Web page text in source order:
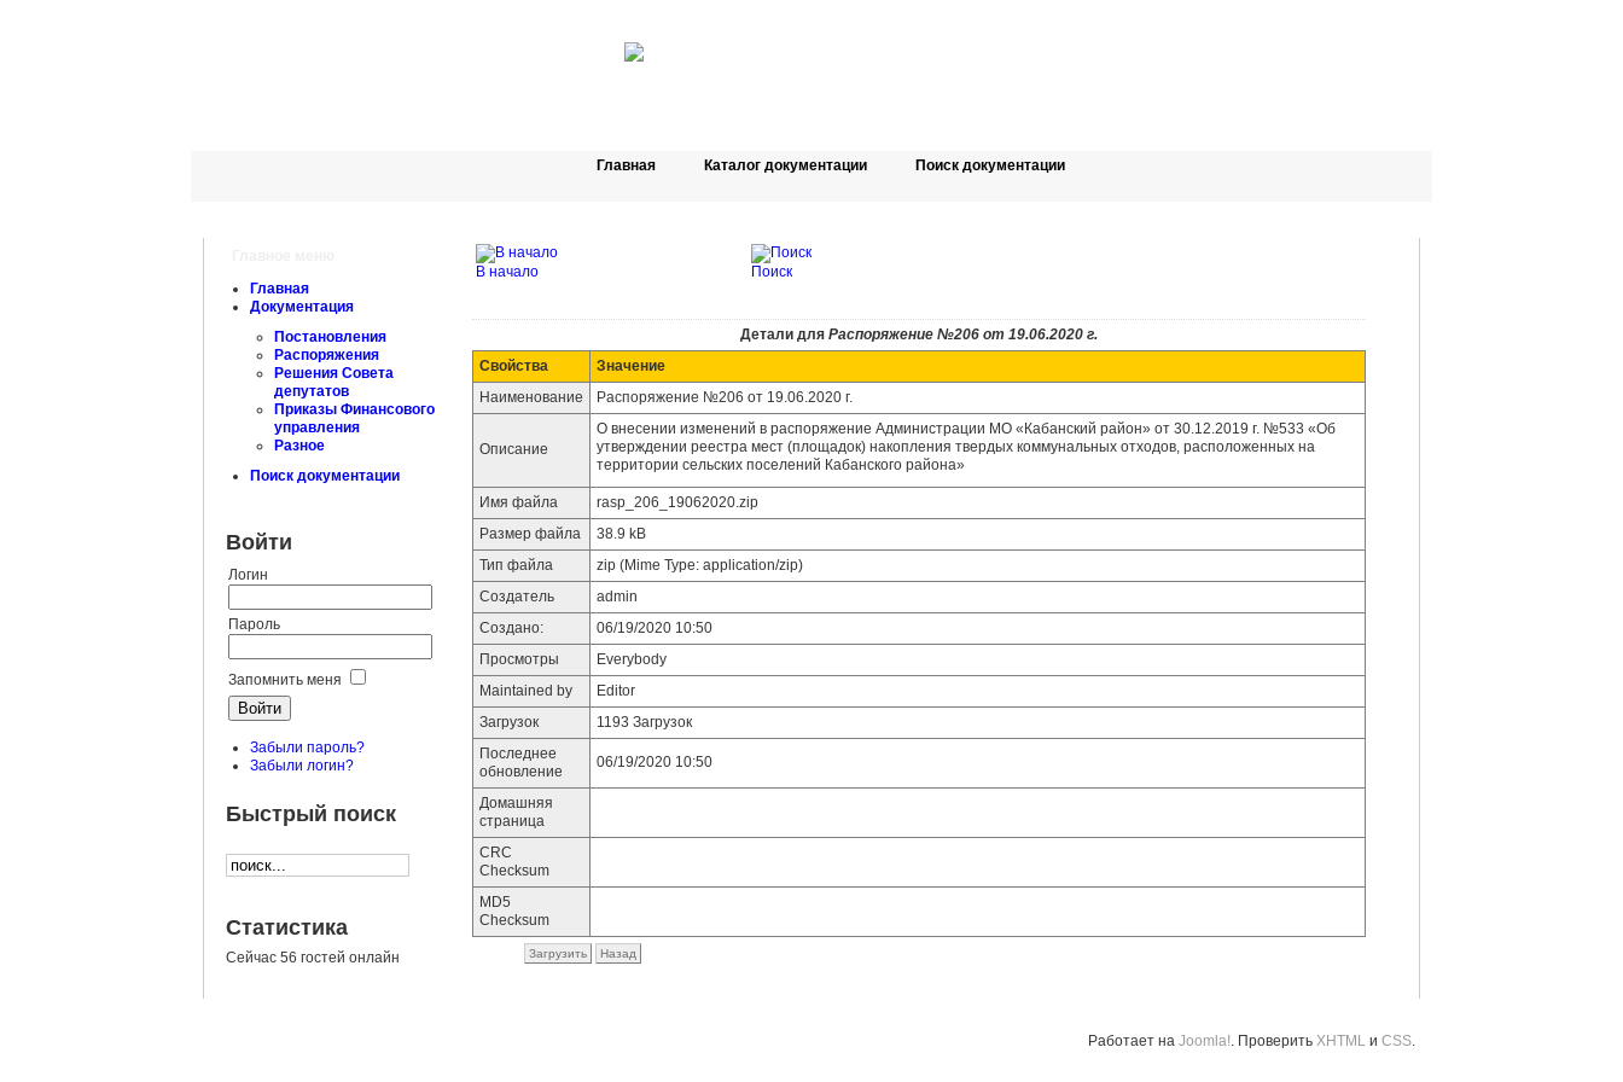
Главная Каталог документации Поиск документации
Главная
Документация
Постановления
Распоряжения
Решения Совета
депутатов
Приказы Финансового
управления
Разное
Поиск документации
Войти
Логин
Пароль
Запомнить меня
Забыли пароль?
Забыли логин?
Быстрый поиск
Статистика
Сейчас 56 гостей онлайн
В начало Поиск
Детали для Распоряжение №206 от 19.06.2020 г.
Свойства
Значение
Наименование
Распоряжение №206 от 19.06.2020 г.
Описание
О внесении изменений в распоряжение Администрации МО «Кабанский район» от 30.12.2019 г. №533 «Об
утверждении реестра мест (площадок) накопления твердых коммунальных отходов, расположенных на
территории сельских поселений Кабанского района»
Имя файла
rasp_206_19062020.zip
Размер файла
38.9 kB
Тип файла
zip (Mime Type: application/zip)
Создатель
admin
Создано:
06/19/2020 10:50
Просмотры
Everybody
Maintained by
Editor
Загрузок
1193 Загрузок
Последнее
обновление
06/19/2020 10:50
Домашняя
страница
CRC
Checksum
MD5
Checksum
Загрузить Назад
Работает на Joomla! . Проверить XHTML и CSS